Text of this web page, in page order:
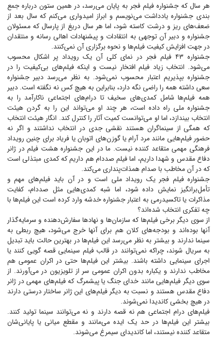
هر سال که جشنواره فیلم فجر به پایان می‌رسد، در همین ستون درباره جمع
بندی جشنواره یادداشت می‌نویسم و ابراز امیدواری می‌کنم که سال بعد از
ضعف‌های ریز و درشت کاسته شود، اما هر سال دریغ از پارسال که مسئولان
جشنواره و دبیر آن توجهی به انتقادات و پیشنهادات اهالی رسانه و منتقدان
در جهت افزایش کیفیت فیلم‌ها و نحوه برگزاری آن نمی‌کنند.
جشنواره ۴۳ فیلم فجر در نمای کلی آن یک رویداد پر اشکال محسوب
می‌شود. انتخاب زیاد فیلم افتخار نیست و اینکه فیلم‌های بی‌کیفیت را در
جشنواره بپذیریم اعتبار محسوب نمی‌شود. به نظر می‌رسد دبیر جشنواره
سعی داشته همه را راضی نگه دارد، بنابراین به هیچ کس نه نگفته است. دبیر
همه فیلم‌ها شامل کمدی‌های سخیف تا درام‌های اجتماعی ناکارآمد را به
جشنواره ملی راه داده است، هر چند او می‌تواند این را به گردن هیئت
انتخاب بیندازد، اما او می‌توانست کمیت آثار را کنترل کند. انگار هیئت انتخاب
که همگی از سینماگران هستند نقشی جدی در انتخاب نداشتند و اگر نه
حضور فیلم‌هایی مانند مرد آرام یا گوزن‌های اتوبان یا فریاد برای چنین رویداد
فرهنگی مهمی متقاعد کننده نیست. ما در این جشنواره هشت فیلم در ژانر
دفاع مقدس و شهدا داریم، اما فیلم صددام هم داریم که کمدی مبتذلی است
که در آن مخاطب با صدام همذات‌پنداری می‌کند.
جشنواره فیلم فجر یک رویداد ملی است و در آن باید فیلم‌های مهم و
تأمل‌برانگیز نمایش داده شود، اما شبه کمدی‌هایی مثل صددام، کفایت
مذاکرات یا تاکسیدرمی به اعتبار جشنواره خدشه وارد کرده است این فیلم‌ها با
چه تفکری انتخاب شده‌اند؟
از سوی دیگر برخی فیلم‌ها که سازمان‌ها و نهاد‌ها سفارش‌دهنده و سرمایه‌گذار
آنها بوده‌اند و بودجه‌های کلان هم برای آنها خرج می‌شود، هیچ ربطی به
سینما ندارند و بیشتر به نظر می‌رسد این فیلم‌ها در بهترین حالت باید تبدیل
به سریال شوند، چراکه نمی‌توانند در قالب فیلم سینمایی قصه گویی کنند یا
اجرای سینمایی داشته باشند. بیشتر این فیلم‌ها حتی در اکران عمومی هم
مخاطب ندارند و یکباره بدون اکران عمومی سر از تلویزیون در می‌آورند. از
سوی دیگر فیلم‌هایی مانند خدای جنگ یا پیشمرگ که فیلم‌های مهمی در ژانر
دفاع مقدس هستند و نسبت به دیگر فیلم‌های این ژانر ساختار درستی دارند
در هیچ بخشی کاندیدا نمی‌شوند.
فیلم‌های درام اجتماعی هم نه قصه دارند و نه می‌توانند سینما تولید کنند.
بیشتر این فیلم‌ها در حد یک ایده می‌مانند و مقطع میانی یا پایانی‌شان
متقاعد کننده نیستند، اما کاندیدای سیمرغ می‌شوند.